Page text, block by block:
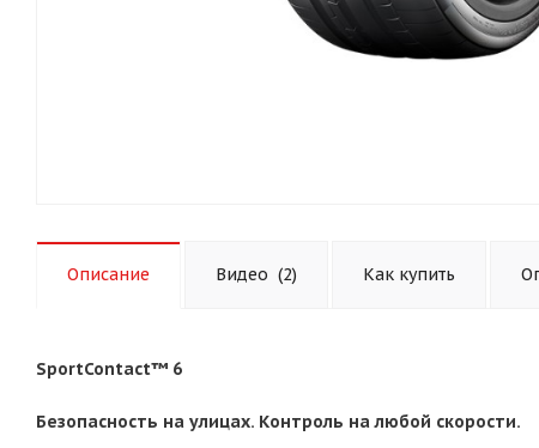
Описание Видео (2) Как купить
SportContact™ 6
Безопасность на улицах. Контроль на любой скорости.